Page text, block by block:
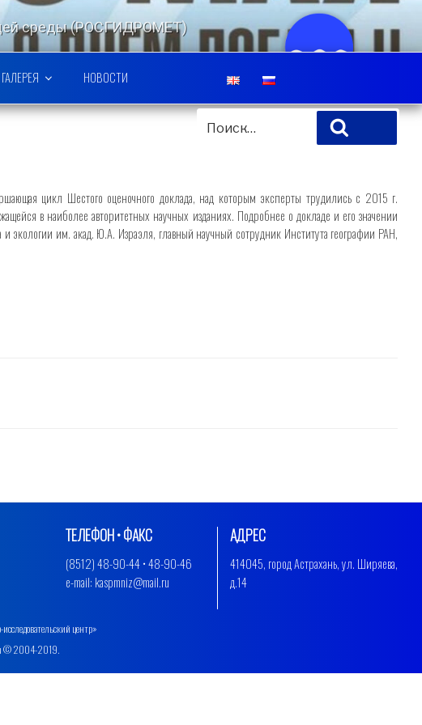
среды (РОСГИДРОМЕТ)
ЦЕНТР
ГАЛЕРЕЯ НОВОСТИ
ИСКАТЬ:
цикл Шестого оценочного доклада, над которым эксперты трудились с 2015 г.
в наиболее авторитетных научных изданиях. Подробнее о докладе и его значении
экологии им. акад. Ю.А. Израэля, главный научный сотрудник Института географии РАН,
АДРЕС
414045, город Астрахань, ул. Ширяева,
д.14
ТЕЛЕФОН • ФАКС
(8512) 48-90-44 • 48-90-46
e-mail: kaspmniz@mail.ru
центр»
© 2004-2019.